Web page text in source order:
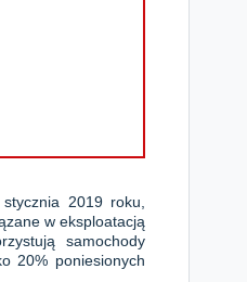
2019 roku,
w eksploatacją
samochody
20% poniesionych